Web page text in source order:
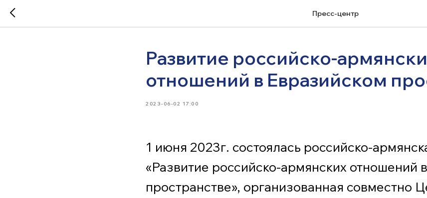
Пресс-центр
Развитие российско-
отношений в Евразийском
2023-06-02 17:00
1 июня 2023г. состоялась российско-
«Развитие российско-армянских отношений
пространстве», организованная совместно